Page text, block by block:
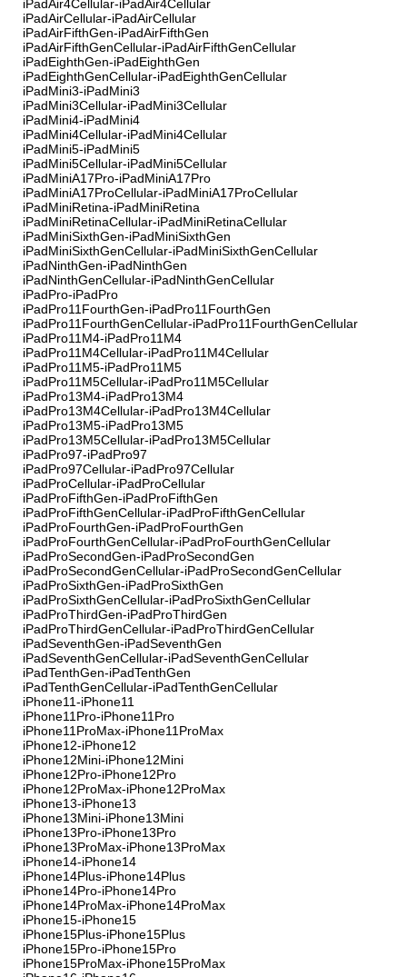
iPadAir4Cellular-iPadAir4Cellular
iPadAirCellular-iPadAirCellular
iPadAirFifthGen-iPadAirFifthGen
iPadAirFifthGenCellular-iPadAirFifthGenCellular
iPadEighthGen-iPadEighthGen
iPadEighthGenCellular-iPadEighthGenCellular
iPadMini3-iPadMini3
iPadMini3Cellular-iPadMini3Cellular
iPadMini4-iPadMini4
iPadMini4Cellular-iPadMini4Cellular
iPadMini5-iPadMini5
iPadMini5Cellular-iPadMini5Cellular
iPadMiniA17Pro-iPadMiniA17Pro
iPadMiniA17ProCellular-iPadMiniA17ProCellular
iPadMiniRetina-iPadMiniRetina
iPadMiniRetinaCellular-iPadMiniRetinaCellular
iPadMiniSixthGen-iPadMiniSixthGen
iPadMiniSixthGenCellular-iPadMiniSixthGenCellular
iPadNinthGen-iPadNinthGen
iPadNinthGenCellular-iPadNinthGenCellular
iPadPro-iPadPro
iPadPro11FourthGen-iPadPro11FourthGen
iPadPro11FourthGenCellular-iPadPro11FourthGenCellular
iPadPro11M4-iPadPro11M4
iPadPro11M4Cellular-iPadPro11M4Cellular
iPadPro11M5-iPadPro11M5
iPadPro11M5Cellular-iPadPro11M5Cellular
iPadPro13M4-iPadPro13M4
iPadPro13M4Cellular-iPadPro13M4Cellular
iPadPro13M5-iPadPro13M5
iPadPro13M5Cellular-iPadPro13M5Cellular
iPadPro97-iPadPro97
iPadPro97Cellular-iPadPro97Cellular
iPadProCellular-iPadProCellular
iPadProFifthGen-iPadProFifthGen
iPadProFifthGenCellular-iPadProFifthGenCellular
iPadProFourthGen-iPadProFourthGen
iPadProFourthGenCellular-iPadProFourthGenCellular
iPadProSecondGen-iPadProSecondGen
iPadProSecondGenCellular-iPadProSecondGenCellular
iPadProSixthGen-iPadProSixthGen
iPadProSixthGenCellular-iPadProSixthGenCellular
iPadProThirdGen-iPadProThirdGen
iPadProThirdGenCellular-iPadProThirdGenCellular
iPadSeventhGen-iPadSeventhGen
iPadSeventhGenCellular-iPadSeventhGenCellular
iPadTenthGen-iPadTenthGen
iPadTenthGenCellular-iPadTenthGenCellular
iPhone11-iPhone11
iPhone11Pro-iPhone11Pro
iPhone11ProMax-iPhone11ProMax
iPhone12-iPhone12
iPhone12Mini-iPhone12Mini
iPhone12Pro-iPhone12Pro
iPhone12ProMax-iPhone12ProMax
iPhone13-iPhone13
iPhone13Mini-iPhone13Mini
iPhone13Pro-iPhone13Pro
iPhone13ProMax-iPhone13ProMax
iPhone14-iPhone14
iPhone14Plus-iPhone14Plus
iPhone14Pro-iPhone14Pro
iPhone14ProMax-iPhone14ProMax
iPhone15-iPhone15
iPhone15Plus-iPhone15Plus
iPhone15Pro-iPhone15Pro
iPhone15ProMax-iPhone15ProMax